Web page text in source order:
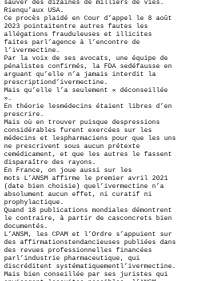
sauver des dizaines de milliers de vies.
Rienqu’aux USA.
Ce procès plaidé en Cour d’appel le 8 août
2023 pointaitentre autres fautes les
allégations frauduleuses et illicites
faites parl’agence à l’encontre de
l’ivermectine.
Par la voix de ses avocats, une équipe de
pénalistes confirmés, la FDA sedéfausse en
arguant qu’elle n’a jamais interdit la
prescriptiond’ivermectine.
Mais qu’elle l’a seulement « déconseillée
».
En théorie lesmédecins étaient libres d’en
prescrire.
Mais où en trouver puisque despressions
considérables furent exercées sur les
médecins et lespharmaciens pour que les uns
ne prescrivent sous aucun prétexte
cemédicament, et que les autres le fassent
disparaître des rayons.
En France, on joue aussi sur les
mots L’ANSM affirme le premier avril 2021
(date bien choisie) quel’ivermectine n’a
absolument aucun effet, ni curatif ni
prophylactique.
Quand 18 publications mondiales démontrent
le contraire, à partir de casconcrets bien
documentés.
L’ANSM, les CPAM et l’Ordre s’appuient sur
des affirmationstendancieuses publiées dans
des revues professionnelles financées
parl’industrie pharmaceutique, qui
discréditent systématiquementl’ivermectine.
Mais bien conseillée par ses juristes qui